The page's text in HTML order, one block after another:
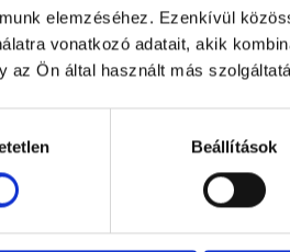
elemzéséhez. Ezenkívül
vonatkozó adatait, akik
az Ön által használt más
Beállítások
Étcsokoládé Budapest
90 g
2 499 Ft